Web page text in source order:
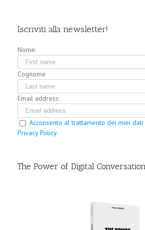
Iscriviti alla newsletter!
Nome:
Cognome
Email address:
Acconsento al trattamento dei miei
Privacy Policy.
The Power of Digital